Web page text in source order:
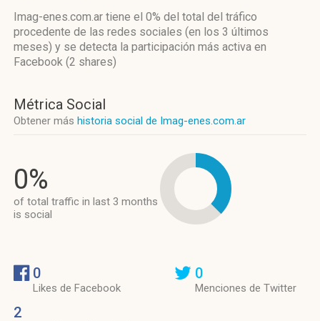
Imag-enes.com.ar tiene el 0% del total del tráfico
procedente de las redes sociales (en los 3 últimos
meses) y se detecta la participación más activa en
Facebook (2 shares)
Métrica Social
Obtener más historia social de Imag-enes.com.ar
0%
of total traffic in last 3 months
is social
0
Likes de Facebook
2
0
Menciones de Twitter